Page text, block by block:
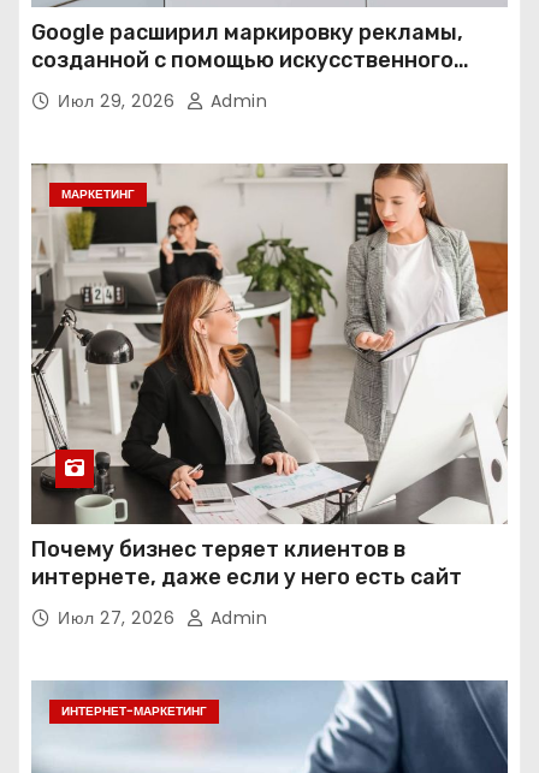
Google расширил маркировку рекламы,
созданной с помощью искусственного
интеллекта
Июл 29, 2026 Admin
МАРКЕТИНГ
Почему бизнес теряет клиентов в
интернете, даже если у него есть сайт
Июл 27, 2026 Admin
ИНТЕРНЕТ-МАРКЕТИНГ